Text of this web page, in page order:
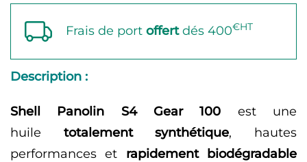
Frais de port offertdés 400€HT
Description :
Shell Panolin S4 Gear 100 est une
huile totalement synthétique, hautes
performances et rapidement biodégradable